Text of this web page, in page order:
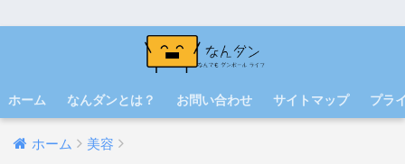
ホーム なんダンとは？ お問い合わせ サイトマップ プラ
ホーム 美容